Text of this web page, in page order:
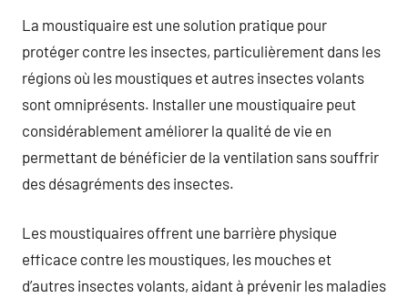
La moustiquaire est une solution pratique pour
protéger contre les insectes, particulièrement dans les
régions où les moustiques et autres insectes volants
sont omniprésents. Installer une moustiquaire peut
considérablement améliorer la qualité de vie en
permettant de bénéficier de la ventilation sans souffrir
des désagréments des insectes.
Les moustiquaires offrent une barrière physique
efficace contre les moustiques, les mouches et
d’autres insectes volants, aidant à prévenir les maladies